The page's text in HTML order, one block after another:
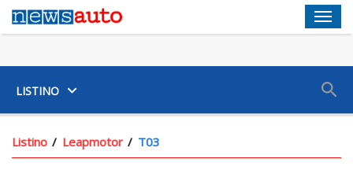
LISTINO
Listino Leapmotor T03